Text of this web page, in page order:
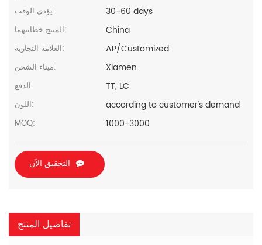
يؤدي الوقت: 30-60 days
المنتج خطابيهما: China
العلامة التجارية: AP/Customized
ميناء الشحن: Xiamen
الدفع: TT, LC
اللون: according to customer's demand
MOQ: 1000-3000
التحقيق الآن
تفاصيل المنتج